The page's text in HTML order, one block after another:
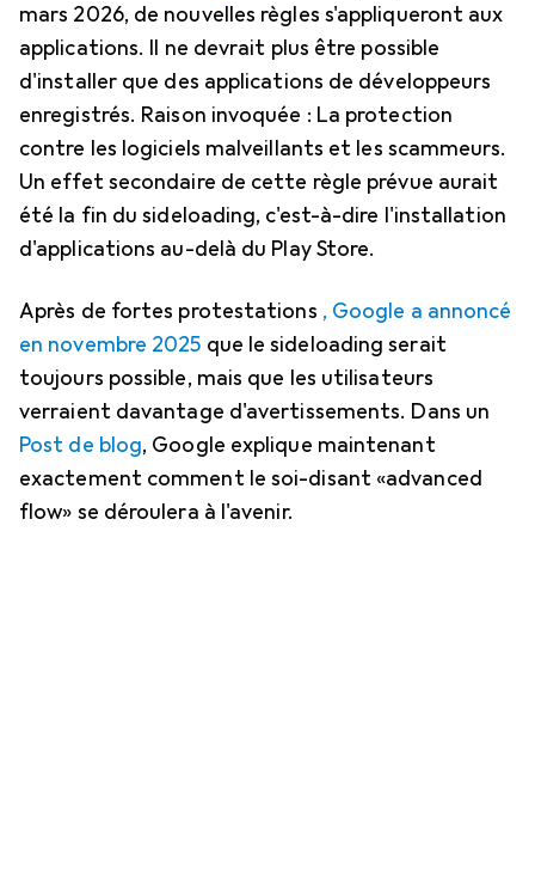
mars 2026, de nouvelles règles s'appliqueront aux
applications. Il ne devrait plus être possible
d'installer que des applications de développeurs
enregistrés. Raison invoquée : La protection
contre les logiciels malveillants et les scammeurs.
Un effet secondaire de cette règle prévue aurait
été la fin du sideloading, c'est-à-dire l'installation
d'applications au-delà du Play Store.
Après de fortes protestations , Google a annoncé
en novembre 2025 que le sideloading serait
toujours possible, mais que les utilisateurs
verraient davantage d'avertissements. Dans un
Post de blog, Google explique maintenant
exactement comment le soi-disant «advanced
flow» se déroulera à l'avenir.